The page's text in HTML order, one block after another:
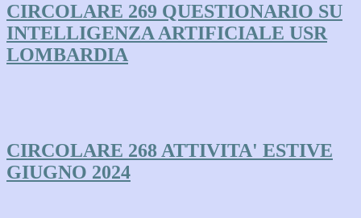
CIRCOLARE 269 QUESTIONARIO SU
INTELLIGENZA ARTIFICIALE USR
LOMBARDIA
CIRCOLARE 268 ATTIVITA' ESTIVE
GIUGNO 2024